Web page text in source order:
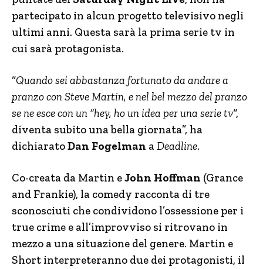
partecipato in alcun progetto televisivo negli
ultimi anni. Questa sarà la prima serie tv in
cui sarà protagonista.
“Quando sei abbastanza fortunato da andare a
pranzo con Steve Martin, e nel bel mezzo del pranzo
se ne esce con un “hey, ho un idea per una serie tv“,
diventa subito una bella giornata”, ha
dichiaratoDan Fogelman aDeadline.
Co-creata da Martin eJohn Hoffman (Grance
and Frankie), la comedy racconta di tre
sconosciuti che condividono l’ossessione per i
true crime e all’improvviso si ritrovano in
mezzo a una situazione del genere. Martin e
Short interpreteranno due dei protagonisti, il